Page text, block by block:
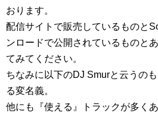
おります。
配信サイトで販売しているものと
ンロードで公開されているものと
てみてください。
ちなみに以下のDJ Smurと云うの
る変名義。
他にも『使える』トラックが多くあ